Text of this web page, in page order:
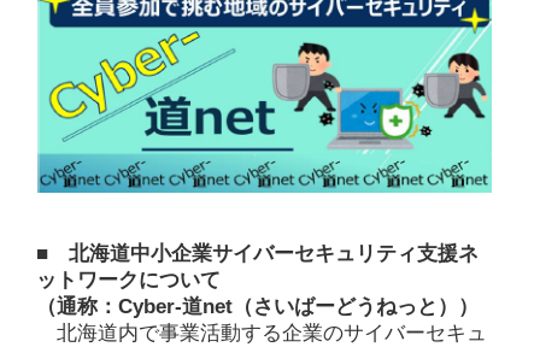
■ 北海道中小企業サイバーセキュリティ支援ネ
ットワークについて
（通称：Cyber-道net（さいばーどうねっと））
北海道内で事業活動する企業のサイバーセキュ